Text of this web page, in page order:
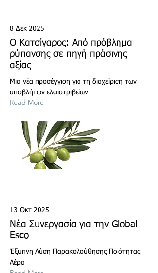
8 Δεκ 2025
Ο Κατσίγαρος: Από πρόβλημα
ρύπανσης σε πηγή πράσινης
αξίας
Μια νέα προσέγγιση για τη διαχείριση των
αποβλήτων ελαιοτριβείων
Read More
13 Οκτ 2025
Νέα Συνεργασία για την Global
Esco
Έξυπνη Λύση Παρακολούθησης Ποιότητας
Αέρα